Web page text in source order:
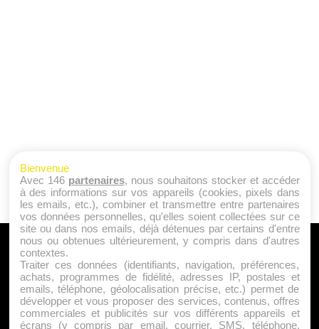
A PROPOS
Qui sommes nous ?
Mentions Légales
Publicité
Politique de Cookies
Bienvenue
Avec 146 partenaires, nous souhaitons stocker et accéder
à des informations sur vos appareils (cookies, pixels dans
les emails, etc.), combiner et transmettre entre partenaires
vos données personnelles, qu'elles soient collectées sur ce
site ou dans nos emails, déjà détenues par certains d'entre
nous ou obtenues ultérieurement, y compris dans d'autres
contextes.
Traiter ces données (identifiants, navigation, préférences,
achats, programmes de fidélité, adresses IP, postales et
emails, téléphone, géolocalisation précise, etc.) permet de
développer et vous proposer des services, contenus, offres
commerciales et publicités sur vos différents appareils et
écrans (y compris par email, courrier, SMS, téléphone,